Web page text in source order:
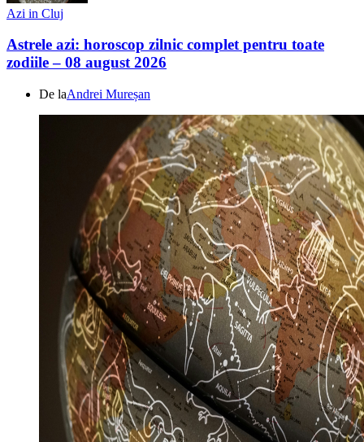
Azi in Cluj
Astrele azi: horoscop zilnic complet pentru toate
zodiile – 08 august 2026
De laAndrei Mureșan